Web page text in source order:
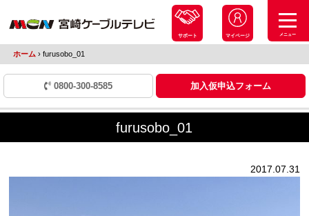
サポート マイページ メニュー
ホーム ›furusobo_01
0800-300-8585 加入仮申込フォーム
furusobo_01
2017.07.31